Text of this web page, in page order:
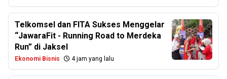
Telkomsel dan FITA Sukses Menggelar
“JawaraFit - Running Road to Merdeka
Run” di Jaksel
Ekonomi Bisnis 4 jam yang lalu